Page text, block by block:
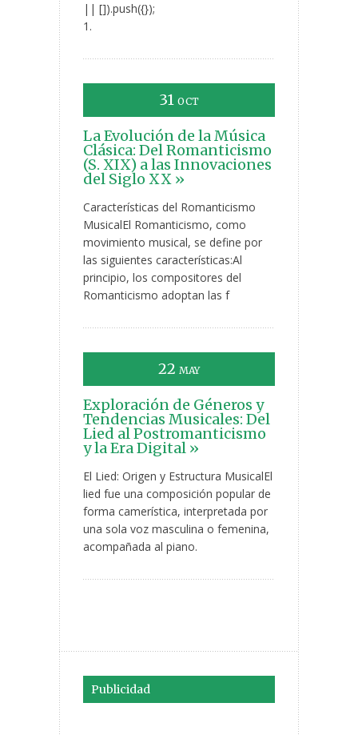
|| []).push({});
1.
31 OCT
La Evolución de la Música
Clásica: Del Romanticismo
(S. XIX) a las Innovaciones
del Siglo XX »
Características del Romanticismo
MusicalEl Romanticismo, como
movimiento musical, se define por
las siguientes características:Al
principio, los compositores del
Romanticismo adoptan las f
22 MAY
Exploración de Géneros y
Tendencias Musicales: Del
Lied al Postromanticismo
y la Era Digital »
El Lied: Origen y Estructura MusicalEl
lied fue una composición popular de
forma camerística, interpretada por
una sola voz masculina o femenina,
acompañada al piano.
Publicidad